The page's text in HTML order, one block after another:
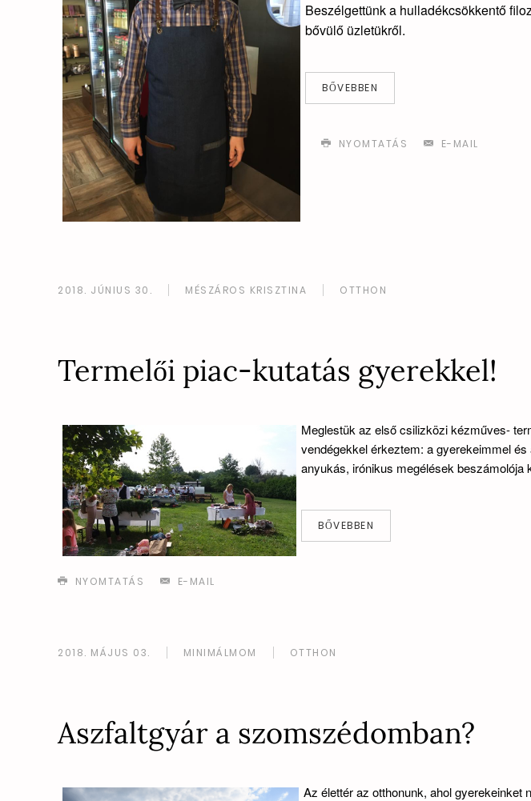
Beszélgettünk a hulladékcsökkentő
bővülő üzletükről.
BŐVEBBEN
NYOMTATÁS E-MAIL
2018. JÚNIUS 30. MÉSZÁROS KRISZTINA OTTHON
Termelői piac-kutatás gyerekkel!
Meglestük az első csilizközi kézműves-
vendégekkel érkeztem: a gyerekeimmel
anyukás, irónikus megélések beszámolója
BŐVEBBEN
NYOMTATÁS E-MAIL
2018. MÁJUS 03. MINIMÁLMOM OTTHON
Aszfaltgyár a szomszédomban?
Az élettér az otthonunk, ahol gyerekeinket